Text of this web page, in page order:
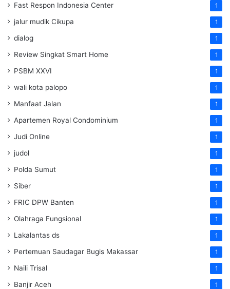
Fast Respon Indonesia Center 1
jalur mudik Cikupa 1
dialog 1
Review Singkat Smart Home 1
PSBM XXVI 1
wali kota palopo 1
Manfaat Jalan 1
Apartemen Royal Condominium 1
Judi Online 1
judol 1
Polda Sumut 1
Siber 1
FRIC DPW Banten 1
Olahraga Fungsional 1
Lakalantas ds 1
Pertemuan Saudagar Bugis Makassar 1
Naili Trisal 1
Banjir Aceh 1